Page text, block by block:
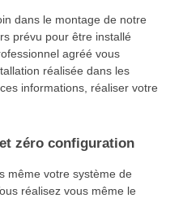
dans le montage de notre
prévu pour être installé
agréé vous
réalisée dans les
informations, réaliser votre
zéro configuration
même votre système de
réalisez vous même le